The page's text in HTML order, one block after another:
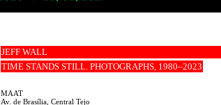
JEFF WALL
TIME STANDS STILL. PHOTOGRAPHS, 1980–2023
MAAT
Av. de Brasília, Central Tejo